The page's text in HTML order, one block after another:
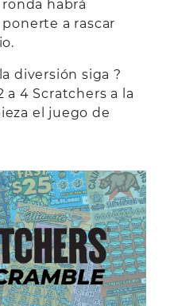
habrá
a rascar
diversión siga ?
a 4 Scratchers a la
el juego de